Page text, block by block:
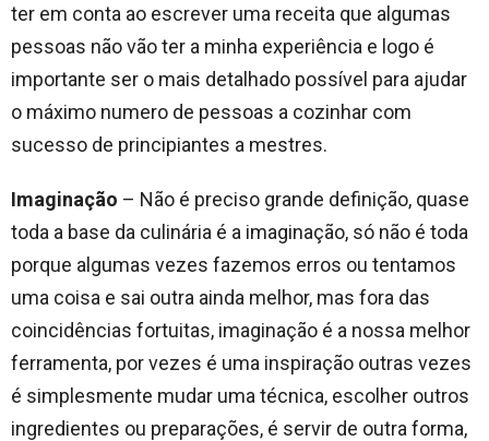
ter em conta ao escrever uma receita que algumas
pessoas não vão ter a minha experiência e logo é
importante ser o mais detalhado possível para ajudar
o máximo numero de pessoas a cozinhar com
sucesso de principiantes a mestres.
Imaginação – Não é preciso grande definição, quase
toda a base da culinária é a imaginação, só não é toda
porque algumas vezes fazemos erros ou tentamos
uma coisa e sai outra ainda melhor, mas fora das
coincidências fortuitas, imaginação é a nossa melhor
ferramenta, por vezes é uma inspiração outras vezes
é simplesmente mudar uma técnica, escolher outros
ingredientes ou preparações, é servir de outra forma,